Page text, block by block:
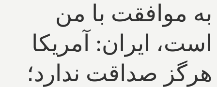
به موافقت با من
است، ایران: آمریکا
هرگز صداقت ندارد؛